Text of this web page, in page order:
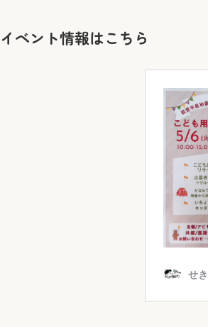
イベント情報はこちら